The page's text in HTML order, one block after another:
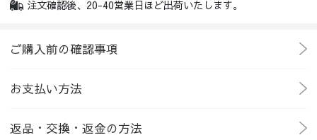
注文確認後、20-40営業日ほど出荷いたします。
ご購入前の確認事項
お支払い方法
返品・交換・返金の方法